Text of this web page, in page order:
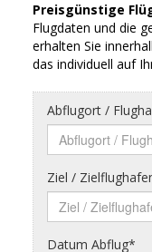
Preisgünstige
Flugdaten und die
erhalten Sie
das individuell auf